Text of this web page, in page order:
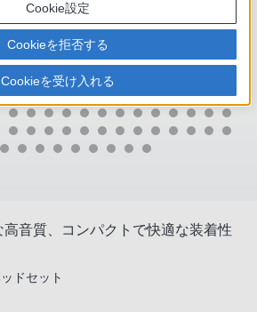
音質、コンパクトで快適な装着性
ドセット
Cookie設定
Cookieを拒否する
Cookieを受け入れる